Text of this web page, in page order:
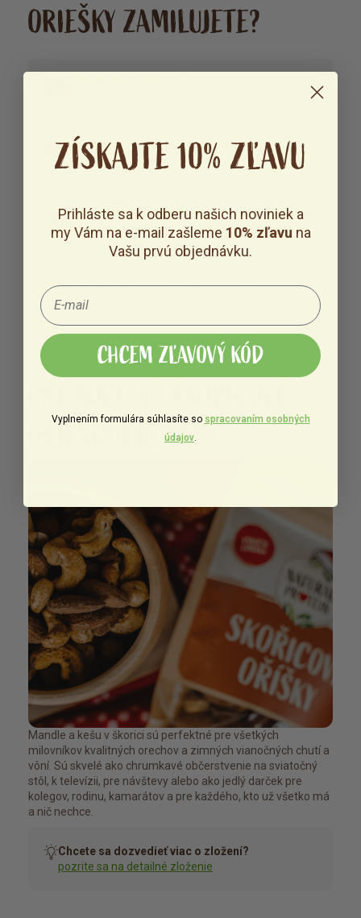
ORIEŠKY ZAMILUJETE?
Návykovo dobrá chuť, ktorá zahreje. V
škoricovom kabátiku.
Luxusný jedlý darček.Pod stromček alebo na
návštevy počas sviatkov.
ORIEŠKY URČENÉ?
Mandle a kešu v škorici sú perfektné pre všetkých
milovníkov kvalitných orechov a zimných vianočných chutí a
vôní. Sú skvelé ako chrumkavé občerstvenie na sviatočný
stôl, k televízii, pre návštevy alebo ako jedlý darček pre
kolegov, rodinu, kamarátov a pre každého, kto už všetko má
a nič nechce.
Chcete sa dozvedieť viac o zložení?
pozrite sa na detailné zloženie
ZÍSKAJTE 10% ZĽAVU
Prihláste sa k odberu našich noviniek a
my Vám na e-mail zašleme 10% zľavu na
Vašu prvú objednávku.
CHCEM ZĽAVOVÝ KÓD
Vyplnením formulára súhlasíte so spracovaním osobných
údajov